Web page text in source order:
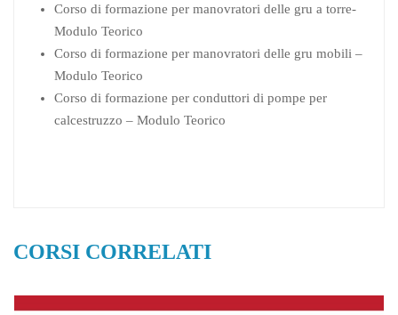
Corso di formazione per manovratori delle gru a torre-
Modulo Teorico
Corso di formazione per manovratori delle gru mobili –
Modulo Teorico
Corso di formazione per conduttori di pompe per
calcestruzzo – Modulo Teorico
CORSI CORRELATI